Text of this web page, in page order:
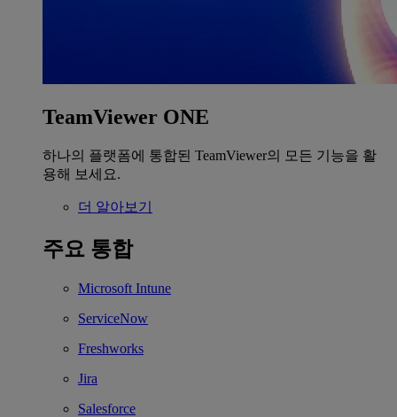
TeamViewer ONE
하나의 플랫폼에 통합된 TeamViewer의 모든 기능을 활
용해 보세요.
더 알아보기
주요 통합
Microsoft Intune
ServiceNow
Freshworks
Jira
Salesforce